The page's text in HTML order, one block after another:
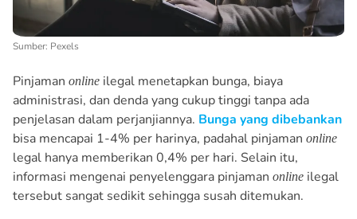
Sumber: Pexels
Pinjaman online ilegal menetapkan bunga, biaya
administrasi, dan denda yang cukup tinggi tanpa ada
penjelasan dalam perjanjiannya. Bunga yang dibebankan
bisa mencapai 1-4% per harinya, padahal pinjaman online
legal hanya memberikan 0,4% per hari. Selain itu,
informasi mengenai penyelenggara pinjaman online ilegal
tersebut sangat sedikit sehingga susah ditemukan.